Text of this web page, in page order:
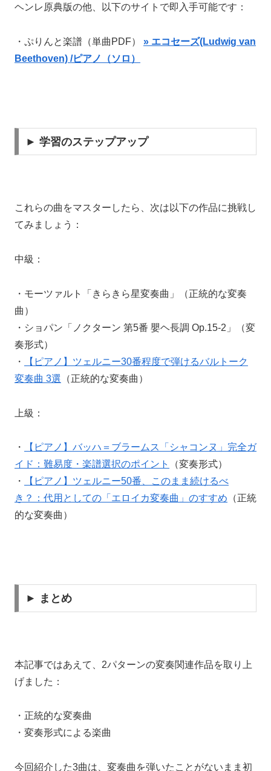
ヘンレ原典版の他、以下のサイトで即入手可能です：
・ぷりんと楽譜（単曲PDF） » エコセーズ(Ludwig van
Beethoven) /ピアノ（ソロ）
► 学習のステップアップ
これらの曲をマスターしたら、次は以下の作品に挑戦し
てみましょう：
中級：
・モーツァルト「きらきら星変奏曲」（正統的な変奏
曲）
・ショパン「ノクターン 第5番 嬰ヘ長調 Op.15-2」（変
奏形式）
・
【ピアノ】ツェルニー30番程度で弾けるバルトーク
変奏曲 3選 （正統的な変奏曲）
上級：
・
【ピアノ】バッハ＝ブラームス「シャコンヌ」完全ガ
イド：難易度・楽譜選択のポイント
（変奏形式）
・
【ピアノ】ツェルニー50番、このまま続けるべ
き？：代用としての「エロイカ変奏曲」のすすめ （正統
的な変奏曲）
► まとめ
本記事ではあえて、2パターンの変奏関連作品を取り上
げました：
・正統的な変奏曲
・変奏形式による楽曲
今回紹介した3曲は、変奏曲を弾いたことがないまま初